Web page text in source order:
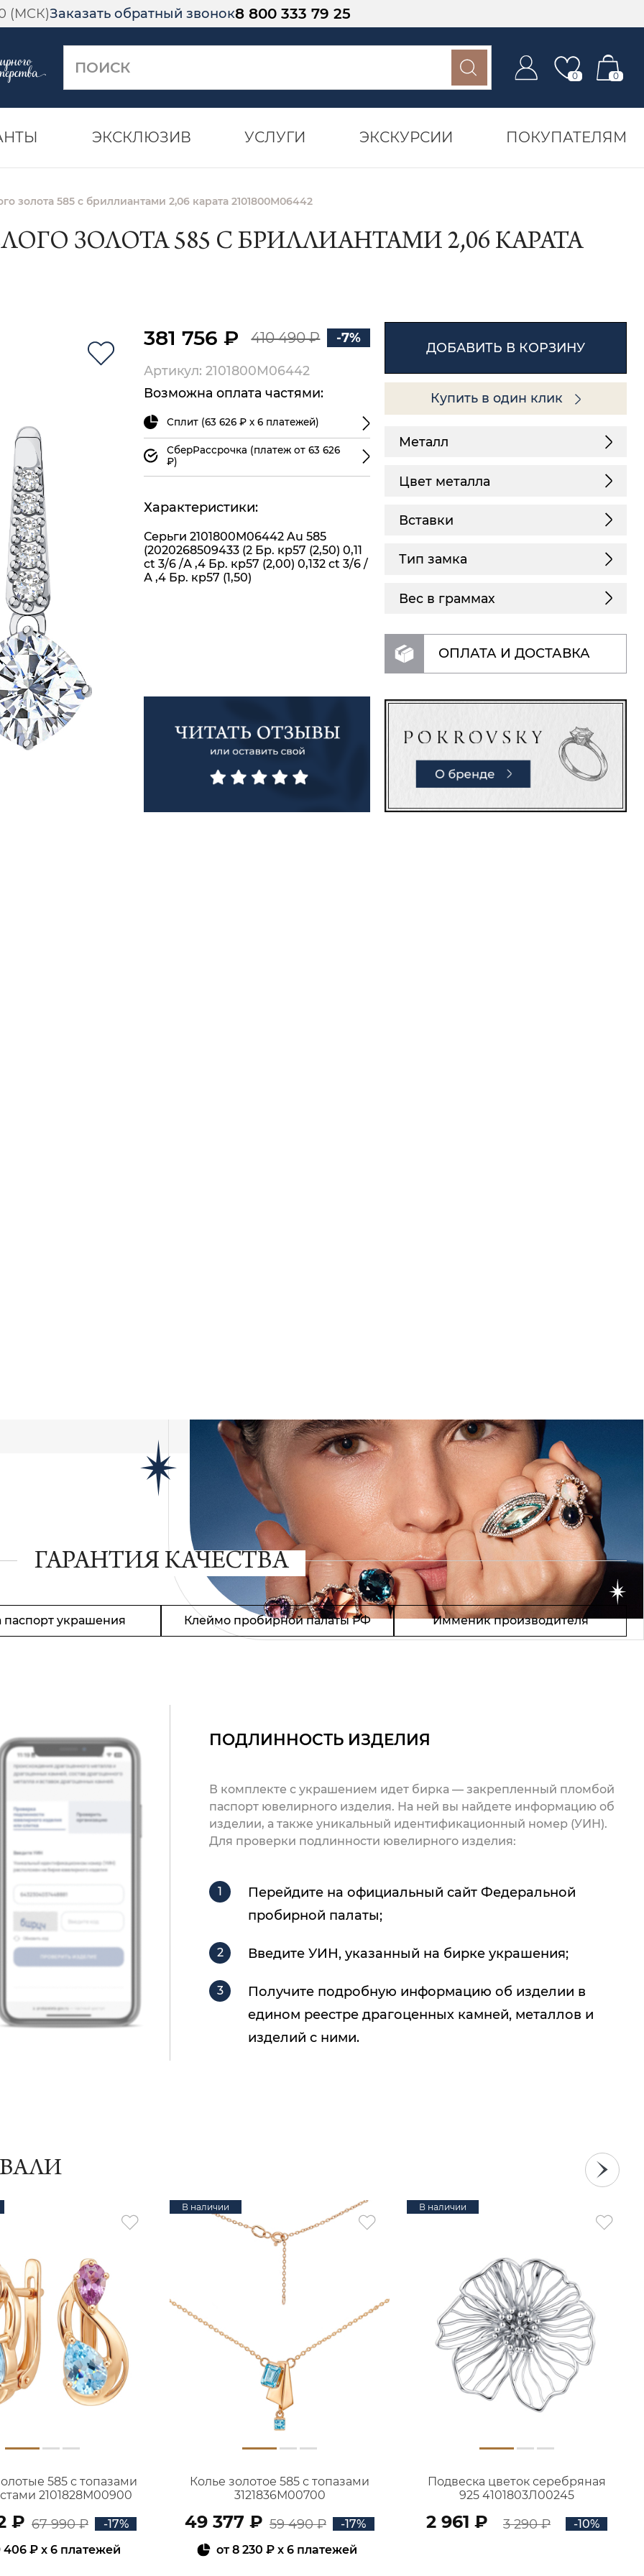
(МСК)Заказать обратный звонок8 800 333 79 25
0 0
ЭКСКЛЮЗИВ УСЛУГИ ЭКСКУРСИИ ПОКУПАТЕЛЯМ
золота 585 с бриллиантами 2,06 карата 2101800М06442
ЗОЛОТА 585 С БРИЛЛИАНТАМИ 2,06 КАРАТА
381 756 ₽ 410 490 ₽ -7%
Артикул: 2101800М06442
Возможна оплата частями:
Сплит (63 626 ₽ х 6 платежей)
СберРассрочка (платеж от 63 626
₽)
Характеристики:
Серьги 2101800М06442 Au 585
(2020268509433 (2 Бр. кр57 (2,50) 0,11
ct 3/6 /А ,4 Бр. кр57 (2,00) 0,132 ct 3/6 /
А ,4 Бр. кр57 (1,50)
ДОБАВИТЬ В КОРЗИНУ
Купить в один клик
Металл
Цвет металла
Вставки
Тип замка
Вес в граммах
ОПЛАТА И ДОСТАВКА
ГАРАНТИЯ КАЧЕСТВА
паспорт украшения Клеймо пробирной палаты РФ Имменик производителя
ПОДЛИННОСТЬ ИЗДЕЛИЯ
В комплекте с украшением идет бирка — закрепленный пломбой
паспорт ювелирного изделия. На ней вы найдете информацию об
изделии, а также уникальный идентификационный номер (УИН).
Для проверки подлинности ювелирного изделия:
Перейдите на официальный сайт Федеральной
пробирной палаты;
Введите УИН, указанный на бирке украшения;
Получите подробную информацию об изделии в
едином реестре драгоценных камней, металлов и
изделий с ними.
585 с топазами
2101828М00900
₽ 67 990 ₽
-17%
406 ₽ x 6 платежей
В наличии
Колье золотое 585 с топазами
3121836М00700
49 377 ₽ 59 490 ₽
-17%
от8 230 ₽x 6 платежей
В наличии
Подвеска цветок серебряная
925 4101803Л00245
2 961 ₽ 3 290 ₽ -10%